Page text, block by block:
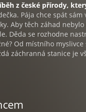
z české přírody,
Pája chce spát sám
Aby těch záhad nebylo
Děda se rozhodne
Od místního myslivce
záchranná stanice je